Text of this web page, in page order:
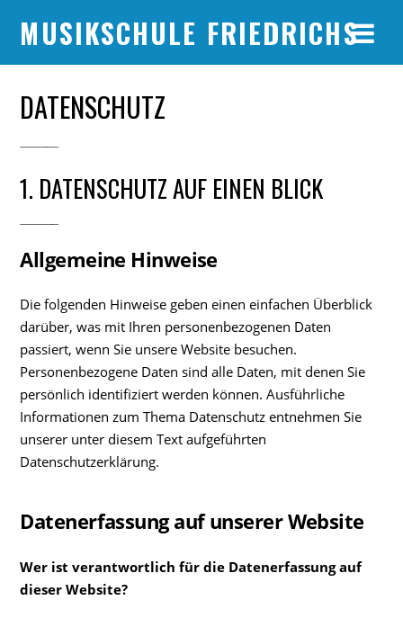
MUSIKSCHULE FRIEDRICHS
DATENSCHUTZ
1. DATENSCHUTZ AUF EINEN BLICK
Allgemeine Hinweise
Die folgenden Hinweise geben einen einfachen Überblick
darüber, was mit Ihren personenbezogenen Daten
passiert, wenn Sie unsere Website besuchen.
Personenbezogene Daten sind alle Daten, mit denen Sie
persönlich identifiziert werden können. Ausführliche
Informationen zum Thema Datenschutz entnehmen Sie
unserer unter diesem Text aufgeführten
Datenschutzerklärung.
Datenerfassung auf unserer Website
Wer ist verantwortlich für die Datenerfassung auf
dieser Website?